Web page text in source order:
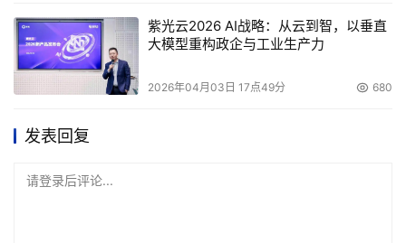
紫光云2026 AI战略：从云到智，以垂直
大模型重构政企与工业生产力
2026年04月03日 17点49分 680
发表回复
请登录后评论...